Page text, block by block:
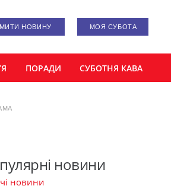
НОВИНУ МОЯ СУБОТА
ПОРАДИ СУБОТНЯ КАВА
новини
новини